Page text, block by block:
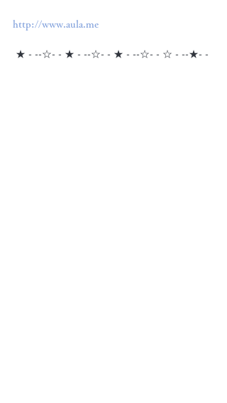
http://www.aula.me
★ - --☆- - ★ - --☆- - ★ - --☆- - ☆ - --★- -